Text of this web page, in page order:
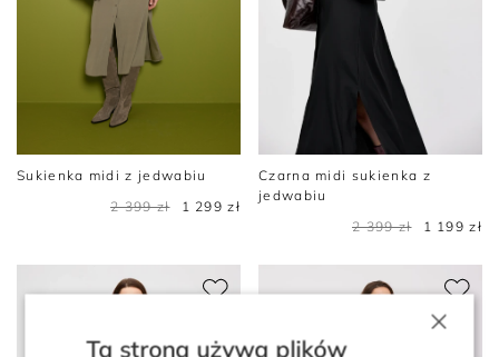
Sukienka midi z jedwabiu
2 399 zł
1 299 zł
Czarna midi sukienka z
jedwabiu
2 399 zł
1 199 zł
×
Ta strona używa plików